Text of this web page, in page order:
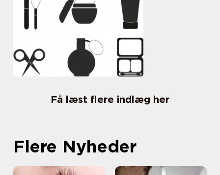
Få læst flere indlæg her
Flere Nyheder